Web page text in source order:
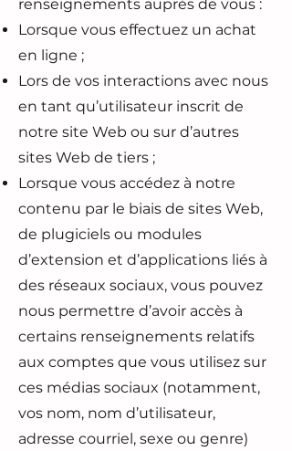
renseignements auprès de vous :
Lorsque vous effectuez un achat
en ligne ;
Lors de vos interactions avec nous
en tant qu’utilisateur inscrit de
notre site Web ou sur d’autres
sites Web de tiers ;
Lorsque vous accédez à notre
contenu par le biais de sites Web,
de plugiciels ou modules
d’extension et d’applications liés à
des réseaux sociaux, vous pouvez
nous permettre d’avoir accès à
certains renseignements relatifs
aux comptes que vous utilisez sur
ces médias sociaux (notamment,
vos nom, nom d’utilisateur,
adresse courriel, sexe ou genre)